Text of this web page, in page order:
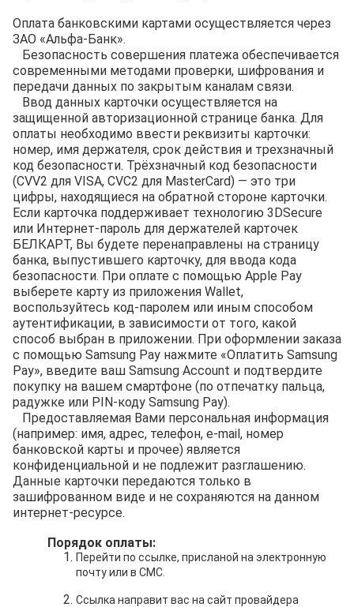
Оплата банковскими картами осуществляется через
ЗАО «Альфа-Банк».
Безопасность совершения платежа обеспечивается
современными методами проверки, шифрования и
передачи данных по закрытым каналам связи.
Ввод данных карточки осуществляется на
защищенной авторизационной странице банка. Для
оплаты необходимо ввести реквизиты карточки:
номер, имя держателя, срок действия и трехзначный
код безопасности. Трёхзначный код безопасности
(CVV2 для VISA, CVC2 для MasterCard) — это три
цифры, находящиеся на обратной стороне карточки.
Если карточка поддерживает технологию 3DSecure
или Интернет-пароль для держателей карточек
БЕЛКАРТ, Вы будете перенаправлены на страницу
банка, выпустившего карточку, для ввода кода
безопасности. При оплате с помощью Apple Pay
выберете карту из приложения Wallet,
воспользуйтесь код-паролем или иным способом
аутентификации, в зависимости от того, какой
способ выбран в приложении. При оформлении заказа
с помощью Samsung Pay нажмите «Оплатить Samsung
Pay», введите ваш Samsung Account и подтвердите
покупку на вашем смартфоне (по отпечатку пальца,
радужке или PIN-коду Samsung Pay).
Предоставляемая Вами персональная информация
(например: имя, адрес, телефон, e-mail, номер
банковской карты и прочее) является
конфиденциальной и не подлежит разглашению.
Данные карточки передаются только в
зашифрованном виде и не сохраняются на данном
интернет-ресурсе.
Порядок оплаты:
Перейти по ссылке, присланой на электронную
почту или в СМС.
Ссылка направит вас на сайт провайдера